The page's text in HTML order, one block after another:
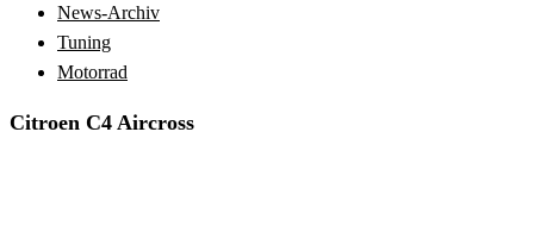
News-Archiv
Tuning
Motorrad
Citroen C4 Aircross